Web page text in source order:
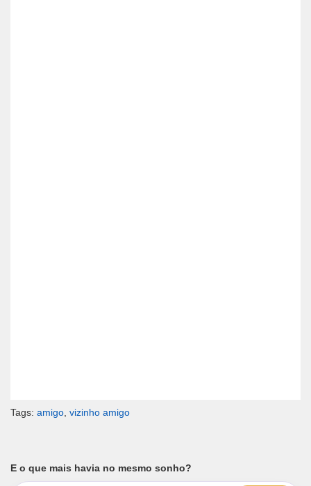
Tags: amigo vizinho amigo
E o que mais havia no mesmo sonho?